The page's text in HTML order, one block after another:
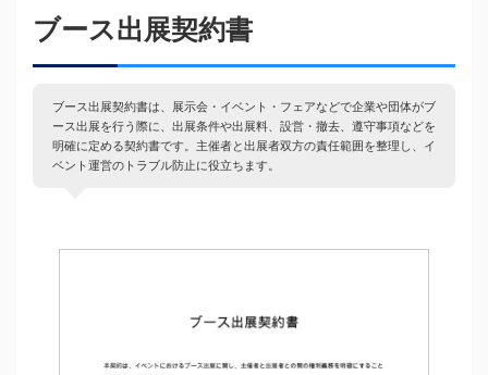
ブース出展契約書
ブース出展契約書は、展示会・イベント・フェアなどで企業や団体がブ
ース出展を行う際に、出展条件や出展料、設営・撤去、遵守事項などを
明確に定める契約書です。主催者と出展者双方の責任範囲を整理し、イ
ベント運営のトラブル防止に役立ちます。